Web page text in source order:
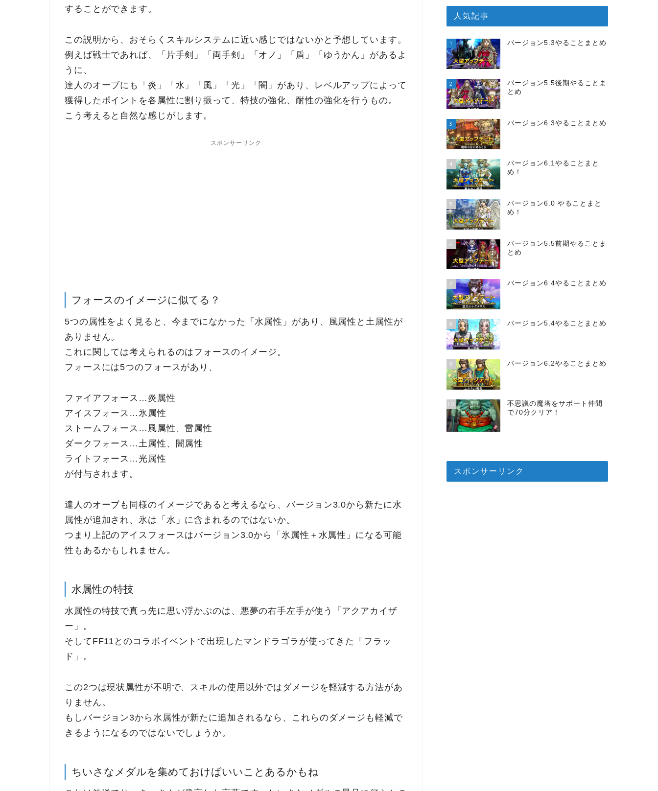
することができます。
この説明から、おそらくスキルシステムに近い感じではないかと予想しています。
例えば戦士であれば、「片手剣」「両手剣」「オノ」「盾」「ゆうかん」があるよ
うに、
達人のオーブにも「炎」「水」「風」「光」「闇」があり、レベルアップによって
獲得したポイントを各属性に割り振って、特技の強化、耐性の強化を行うもの。
こう考えると自然な感じがします。
スポンサーリンク
フォースのイメージに似てる？
5つの属性をよく見ると、今までになかった「水属性」があり、風属性と土属性が
ありません。
これに関しては考えられるのはフォースのイメージ。
フォースには5つのフォースがあり、
ファイアフォース…炎属性
アイスフォース…氷属性
ストームフォース…風属性、雷属性
ダークフォース…土属性、闇属性
ライトフォース…光属性
が付与されます。
達人のオーブも同様のイメージであると考えるなら、バージョン3.0から新たに水
属性が追加され、氷は「水」に含まれるのではないか。
つまり上記のアイスフォースはバージョン3.0から「氷属性＋水属性」になる可能
性もあるかもしれません。
水属性の特技
水属性の特技で真っ先に思い浮かぶのは、悪夢の右手左手が使う「アクアカイザ
ー」。
そしてFF11とのコラボイベントで出現したマンドラゴラが使ってきた「フラッ
ド」。
この2つは現状属性が不明で、スキルの使用以外ではダメージを軽減する方法があ
りません。
もしバージョン3から水属性が新たに追加されるなら、これらのダメージも軽減で
きるようになるのではないでしょうか。
ちいさなメダルを集めておけばいいことあるかもね
人気記事
1 バージョン5.3やることまとめ
2
バージョン5.5後期やることま
とめ
3 バージョン6.3やることまとめ
4
バージョン6.1やることまと
め！
5
バージョン6.0 やることまと
め！
6
バージョン5.5前期やることま
とめ
7 バージョン6.4やることまとめ
8 バージョン5.4やることまとめ
9 バージョン6.2やることまとめ
10
不思議の魔塔をサポート仲間
で70分クリア！
スポンサーリンク